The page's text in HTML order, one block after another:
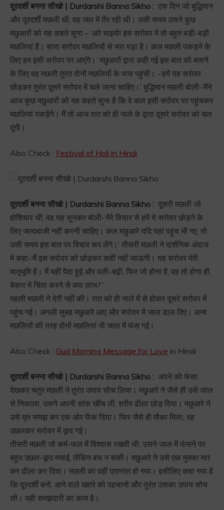
दूरदर्शी बनना सीखो | Durdarshi Banna Sikho : एक दिन जो बुद्धिमान
और दूरदर्शी मछली थी, वह जल में तैर रही थी। उसी समय उसने कुछ
मछुआरों को यह कहते सुना – ‘अरे भाइयो! इस सरोवर में तो बहुत बड़ी-बड़ी
मछलियां हैं। सारा सरोवर मछलियों से भरा पड़ा है। कल मछली पकड़ने के
लिए हम इसी सरोवर पर आएंगे।’ मछुआरों द्वारा कही गई इस बात को बताने
के लिए वह मछली तुरंत दोनों मछलियों के पास पहुंची। -‘हमें यह सरोवर
छोड़कर तुरंत दूसरे सरोवर में चले जाना चाहिए।’ बुद्धिमान मछली बोली-‘मैंने
आज कुछ मछुआरों को यह कहते सुना है कि वे कल इसी सरोवर पर पहुंचकर
मछलियां पकड़ेंगे। मैं तो आज रात को ही नाले के द्वारा दूसरे सरोवर को चल
दूंगी।’
Also Check : Festival of Holi in Hindi
दूरदर्शी बनना सीखो | Durdarshi Banna Sikho : दूसरी मछली जो
होशियार थी, वह यह सुनकर बोली-‘मेरे विचार से हमें ये सरोवर छोड़ने के
लिए जल्दबाजी नहीं करनी चाहिए। कल मछुआरे यदि यहां पहुंच भी गए, तो
उसी समय इस बात पर विचार कर लेंगे।’ तीसरी मछली ने दार्शनिक अंदाज
में कहा-‘मैं इस सरोवर को छोड़कर कहीं नहीं जाऊंगी। यह सरोवर मेरी
मातृभूमि है। मैं यहीं पैदा हुई और पली-बढ़ी, फिर जो होना है, वह तो होगा ही,
बेकार में चिंता करने से क्या लाभ?”
पहली मछली ने देरी नहीं की। रात को ही नाले में से होकर दूसरे सरोवर में
पहुंच गई। अगली सुबह मछुआरे आए और सरोवर में जाल डाल दिए। अन्य
मछलियों की तरह दोनों मछलियां भी जाल में फंस गई।
Also Check : Gud Morning Message for Love in Hindi
दूरदर्शी बनना सीखो | Durdarshi Banna Sikho : अपने को फंसा
देखकर चतुर मछली ने तुरंत उपाय सोच लिया। मछुआरे ने जैसे ही उसे जाल
से निकाला, उसने अपनी सांस खींच ली, शरीर ढीला छोड़ दिया। मछुआरे ने
उसे मृत समझ कर एक ओर फेंक दिया। फिर जैसे ही मौका मिला, वह
उछलकर सरोवर में कूद गई।
तीसरी मछली जो कर्म-फल में विश्वास रखती थी, उसने जाल में फंसने पर
बहुत उछल-कूद मचाई, लेकिन बच न सकी। मछुआरे ने उसे एक मुक्का मार
कर ढीला कर दिया। मछली का वहीं प्राणांत हो गया। इसीलिए कहा गया है
कि दूरदर्शी बनो, आने वाले खतरे को पहचानो और तुरंत उसका उपाय सोच
ली। यही समझदारी का काम है।